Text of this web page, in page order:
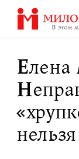
Перейти
содержанию
Елена